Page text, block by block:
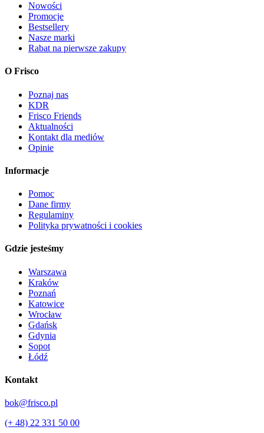
Nowości
Promocje
Bestsellery
Nasze marki
Rabat na pierwsze zakupy
O Frisco
Poznaj nas
KDR
Frisco Friends
Aktualności
Kontakt dla mediów
Opinie
Informacje
Pomoc
Dane firmy
Regulaminy
Polityka prywatności i cookies
Gdzie jesteśmy
Warszawa
Kraków
Poznań
Katowice
Wrocław
Gdańsk
Gdynia
Sopot
Łódź
Kontakt
bok@frisco.pl
(+ 48) 22 331 50 00